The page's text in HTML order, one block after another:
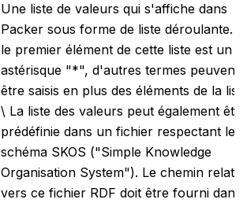
Une liste de valeurs qui s'affiche dans
Packer sous forme de liste déroulante. Si
le premier élément de cette liste est un
astérisque "*", d'autres termes peuvent
être saisis en plus des éléments de la
\ La liste des valeurs peut également être
prédéfinie dans un fichier respectant le
schéma SKOS ("Simple Knowledge
Organisation System"). Le chemin relatif
vers ce fichier RDF doit être fourni dans